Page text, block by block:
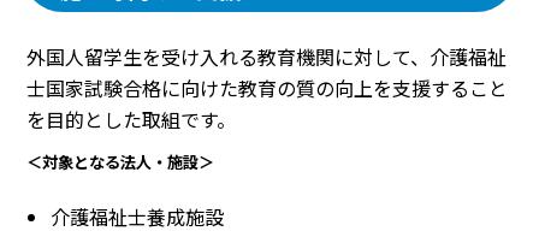
外国人留学生を受け入れる教育機関に対して、介護福祉
士国家試験合格に向けた教育の質の向上を支援すること
を目的とした取組です。
＜対象となる法人・施設＞
介護福祉士養成施設